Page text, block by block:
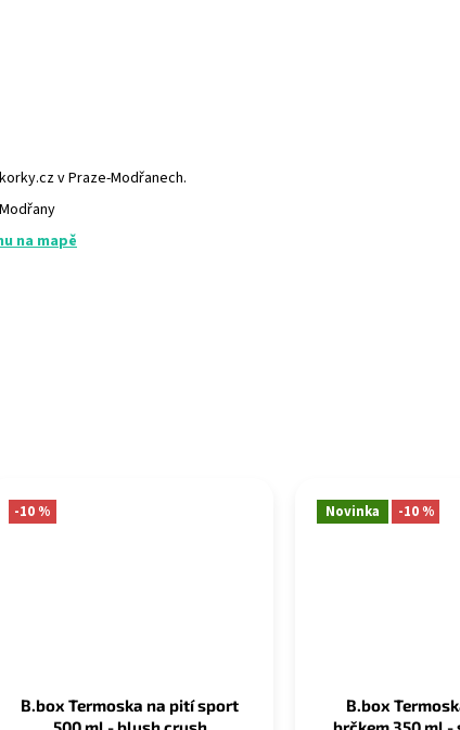
-10 %
B.box Termoska na pití sport
Novinka -10 %
B.box
v Praze-Modřanech.
na mapě